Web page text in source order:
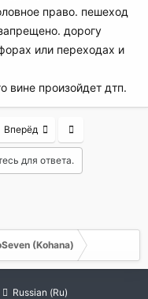
право. пешеход
дорогу
или переходах и
вине произойдет дтп.
Вперёд
для ответа.
(Kohana)
Russian (Ru)